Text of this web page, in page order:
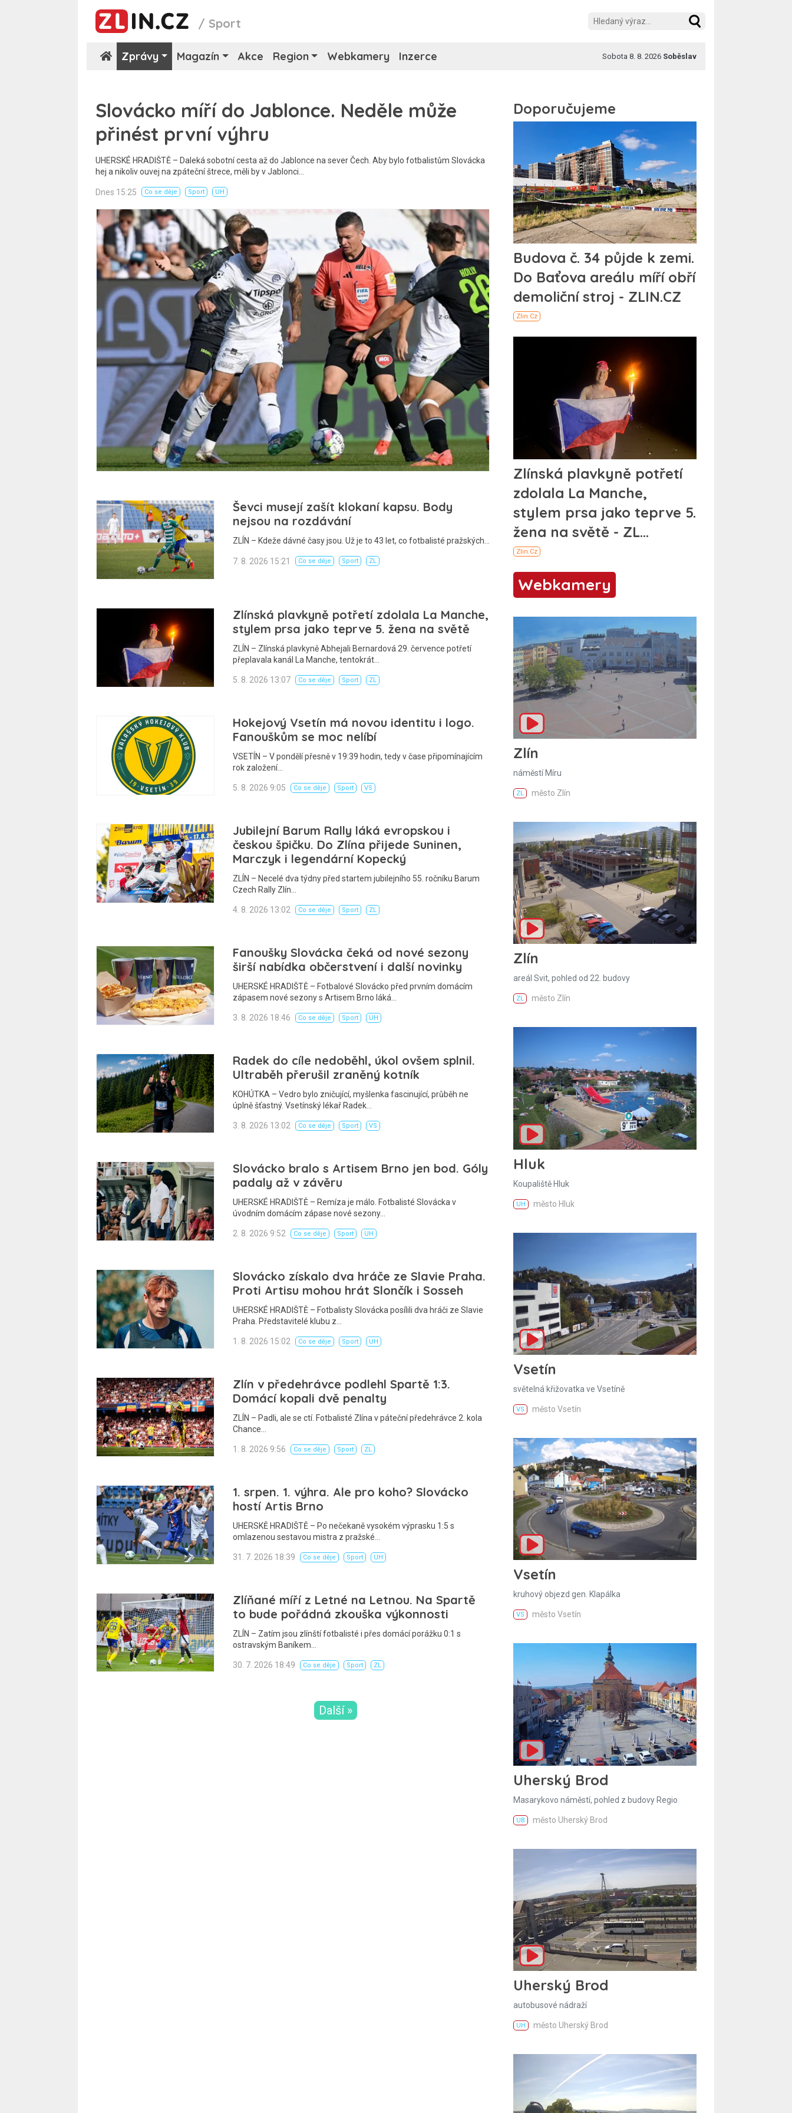
/Sport
Zprávy Magazín Akce Region Webkamery Inzerce Sobota 8. 8. 2026 Soběslav
Slovácko míří do Jablonce. Neděle může
přinést první výhru
UHERSKÉ HRADIŠTĚ – Daleká sobotní cesta až do Jablonce na sever Čech. Aby bylo fotbalistům Slovácka
hej a nikoliv ouvej na zpáteční štrece, měli by v Jablonci…
Dnes 15:25 Co se děje Sport UH
Ševci musejí zašít klokaní kapsu. Body
nejsou na rozdávání
ZLÍN – Kdeže dávné časy jsou. Už je to 43 let, co fotbalisté pražských…
7. 8. 2026 15:21 Co se děje Sport ZL
Zlínská plavkyně potřetí zdolala La Manche,
stylem prsa jako teprve 5. žena na světě
ZLÍN – Zlínská plavkyně Abhejali Bernardová 29. července potřetí
přeplavala kanál La Manche, tentokrát…
5. 8. 2026 13:07 Co se děje Sport ZL
Hokejový Vsetín má novou identitu i logo.
Fanouškům se moc nelíbí
VSETÍN – V pondělí přesně v 19:39 hodin, tedy v čase připomínajícím
rok založení…
5. 8. 2026 9:05 Co se děje Sport VS
Jubilejní Barum Rally láká evropskou i
českou špičku. Do Zlína přijede Suninen,
Marczyk i legendární Kopecký
ZLÍN – Necelé dva týdny před startem jubilejního 55. ročníku Barum
Czech Rally Zlín…
4. 8. 2026 13:02 Co se děje Sport ZL
Fanoušky Slovácka čeká od nové sezony
širší nabídka občerstvení i další novinky
UHERSKÉ HRADIŠTĚ – Fotbalové Slovácko před prvním domácím
zápasem nové sezony s Artisem Brno láká…
3. 8. 2026 18:46 Co se děje Sport UH
Radek do cíle nedoběhl, úkol ovšem splnil.
Ultraběh přerušil zraněný kotník
KOHÚTKA – Vedro bylo zničující, myšlenka fascinující, průběh ne
úplně šťastný. Vsetínský lékař Radek…
3. 8. 2026 13:02 Co se děje Sport VS
Slovácko bralo s Artisem Brno jen bod. Góly
padaly až v závěru
UHERSKÉ HRADIŠTĚ – Remíza je málo. Fotbalisté Slovácka v
úvodním domácím zápase nové sezony…
2. 8. 2026 9:52 Co se děje Sport UH
Slovácko získalo dva hráče ze Slavie Praha.
Proti Artisu mohou hrát Slončík i Sosseh
UHERSKÉ HRADIŠTĚ – Fotbalisty Slovácka posílili dva hráči ze Slavie
Praha. Představitelé klubu z…
1. 8. 2026 15:02 Co se děje Sport UH
Zlín v předehrávce podlehl Spartě 1:3.
Domácí kopali dvě penalty
ZLÍN – Padli, ale se ctí. Fotbalisté Zlína v páteční předehrávce 2. kola
Chance…
1. 8. 2026 9:56 Co se děje Sport ZL
1. srpen. 1. výhra. Ale pro koho? Slovácko
hostí Artis Brno
UHERSKĚ HRADIŠTĚ – Po nečekaně vysokém výprasku 1:5 s
omlazenou sestavou mistra z pražské…
31. 7. 2026 18:39 Co se děje Sport UH
Zlíňané míří z Letné na Letnou. Na Spartě
to bude pořádná zkouška výkonnosti
ZLÍN – Zatím jsou zlínští fotbalisté i přes domácí porážku 0:1 s
ostravským Baníkem…
30. 7. 2026 18:49 Co se děje Sport ZL
Další »
Webkamery
Zlín
náměstí Míru
ZL město Zlín
Zlín
areál Svit, pohled od 22. budovy
ZL město Zlín
Hluk
Koupaliště Hluk
UH město Hluk
Vsetín
světelná křižovatka ve Vsetíně
VS město Vsetín
Vsetín
kruhový objezd gen. Klapálka
VS město Vsetín
Uherský Brod
Masarykovo náměstí, pohled z budovy Regio
UB město Uherský Brod
Uherský Brod
autobusové nádraží
UH město Uherský Brod